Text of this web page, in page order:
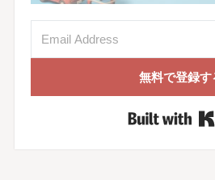
無料で登録す